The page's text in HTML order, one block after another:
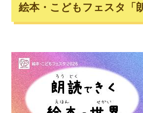
絵本・こどもフェスタ「